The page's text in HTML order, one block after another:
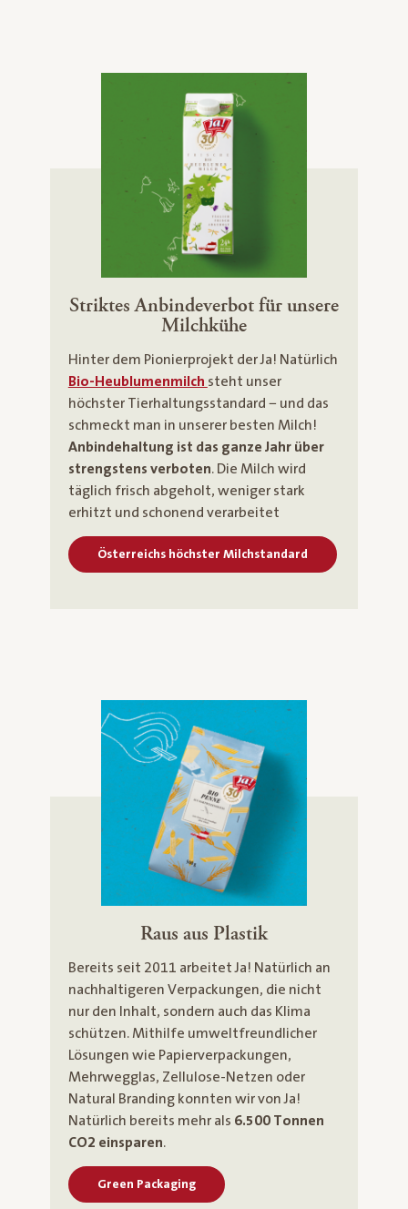
Striktes Anbindeverbot für unsere
Milchkühe
Hinter dem Pionierprojekt der Ja! Natürlich
Bio-Heublumenmilch steht unser
höchster Tierhaltungsstandard − und das
schmeckt man in unserer besten Milch!
Anbindehaltung ist das ganze Jahr über
strengstens verboten. Die Milch wird
täglich frisch abgeholt, weniger stark
erhitzt und schonend verarbeitet
Österreichs höchster Milchstandard
Raus aus Plastik
Bereits seit 2011 arbeitet Ja! Natürlich an
nachhaltigeren Verpackungen, die nicht
nur den Inhalt, sondern auch das Klima
schützen. Mithilfe umweltfreundlicher
Lösungen wie Papierverpackungen,
Mehrwegglas, Zellulose-Netzen oder
Natural Branding konnten wir von Ja!
Natürlich bereits mehr als 6.500 Tonnen
CO2 einsparen.
Green Packaging